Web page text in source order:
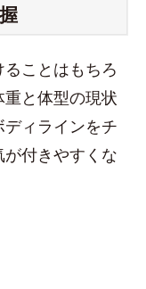
ことはもちろ
と体型の現状
ィラインをチ
付きやすくな